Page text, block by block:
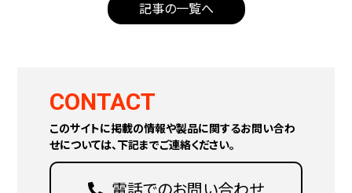
記事の一覧へ
CONTACT
このサイトに掲載の情報や製品に関するお問い合わ
せについては、下記までご連絡ください。